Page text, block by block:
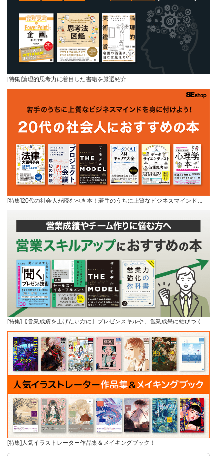
[特集]論理的思考力に着目した書籍を厳選紹介
[特集]20代の社会人が読むべき本！若手のうちに上質なビジネスマインド…
[特集]【営業成績を上げたい方に】プレゼンスキルや、営業成果に結びつく…
[特集]人気イラストレーター作品集＆メイキングブック！